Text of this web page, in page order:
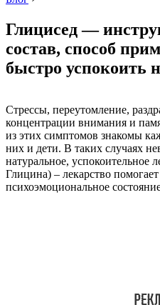
Глицисед —
состав, способ
быстро успокоить
Стрессы, переутомление,
концентрации внимания и
из этих симптомов знакомы
них и дети. В таких случаях
натуральное, успокоительное
Глицина) – лекарство
психоэмоциональное